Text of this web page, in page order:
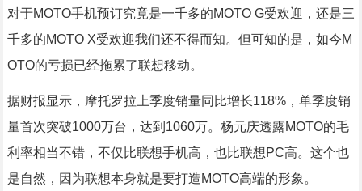
对于MOTO手机预订究竟是一千多的MOTO G受欢迎，还是三
千多的MOTO X受欢迎我们还不得而知。但可知的是，如今M
OTO的亏损已经拖累了联想移动。
据财报显示，摩托罗拉上季度销量同比增长118%，单季度销
量首次突破1000万台，达到1060万。杨元庆透露MOTO的毛
利率相当不错，不仅比联想手机高，也比联想PC高。这个也
是自然，因为联想本身就是要打造MOTO高端的形象。